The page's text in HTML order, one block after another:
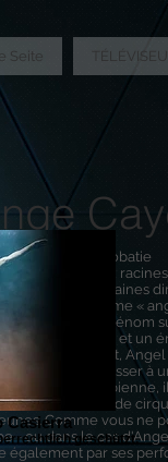
Seite
funèbre et acrobatie
américain aux
dépasse certaines
: Angel, comme «
de son prénom
dansante et un
Incidemment,
avant de passer à
sa patrie colombienne,
dans une école de
Comme vous ne
- ou dans le cas
également par ses
Casierra
geschützt.